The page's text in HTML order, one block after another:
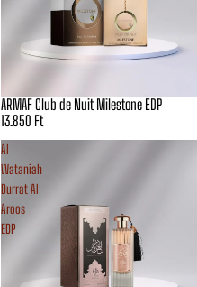
ARMAF Club de Nuit Milestone EDP
13.850 Ft
Al
Wataniah
Durrat Al
Aroos
EDP